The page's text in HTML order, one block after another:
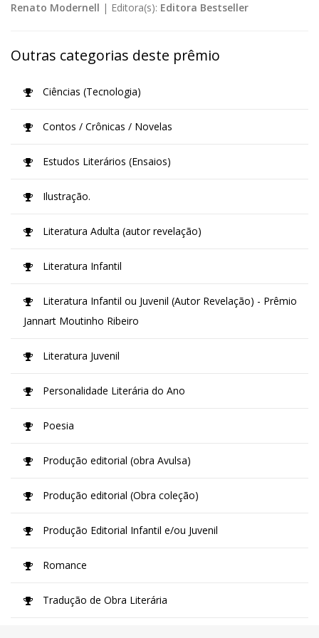
Renato Modernell | Editora(s): Editora Bestseller
Outras categorias deste prêmio
Ciências (Tecnologia)
Contos / Crônicas / Novelas
Estudos Literários (Ensaios)
Ilustração.
Literatura Adulta (autor revelação)
Literatura Infantil
Literatura Infantil ou Juvenil (Autor Revelação) - Prêmio
Jannart Moutinho Ribeiro
Literatura Juvenil
Personalidade Literária do Ano
Poesia
Produção editorial (obra Avulsa)
Produção editorial (Obra coleção)
Produção Editorial Infantil e/ou Juvenil
Romance
Tradução de Obra Literária